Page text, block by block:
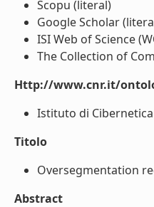
Scopu (literal)
Google Scholar
ISI Web of Science
The Collection of
Http://www.cnr.it/
Istituto di
Titolo
Oversegmentation
Abstract